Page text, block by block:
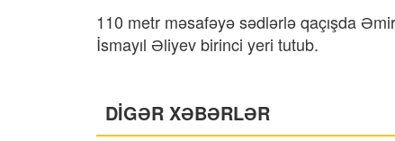
110 metr məsafəyə sədlərlə qaçışda
İsmayıl Əliyev birinci yeri tutub.
DİGƏR XƏBƏRLƏR